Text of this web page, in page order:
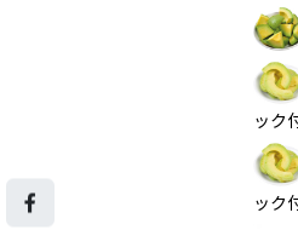
ック
ック